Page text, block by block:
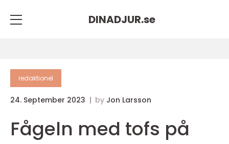
DINADJUR.se
redaktionel
24. September 2023 by Jon Larsson
Fågeln med tofs på